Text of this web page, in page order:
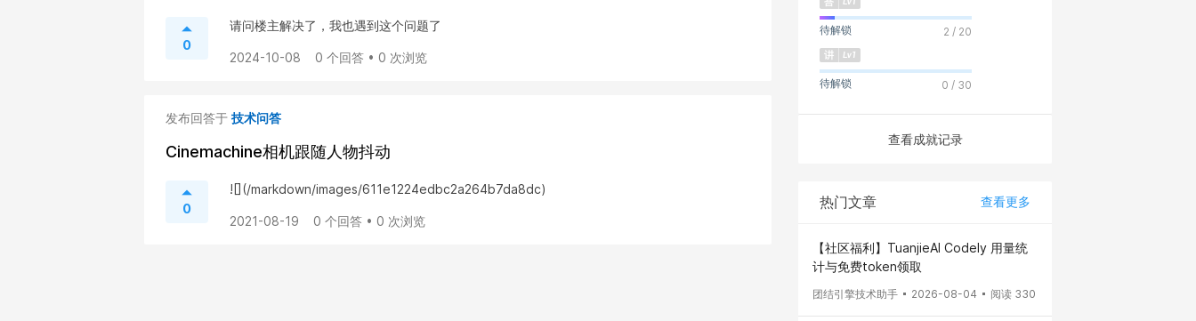
0
请问楼主解决了，我也遇到这个问题了
2024-10-08 0 个回答 • 0 次浏览
发布回答于 技术问答
Cinemachine相机跟随人物抖动
0
![](/markdown/images/611e1224edbc2a264b7da8dc)
2021-08-19 0 个回答 • 0 次浏览
待解锁 2 / 20
待解锁 0 / 30
查看成就记录
热门文章 查看更多
【社区福利】TuanjieAI Codely 用量统
计与免费token领取
团结引擎技术助手 2026-08-04 阅读 330